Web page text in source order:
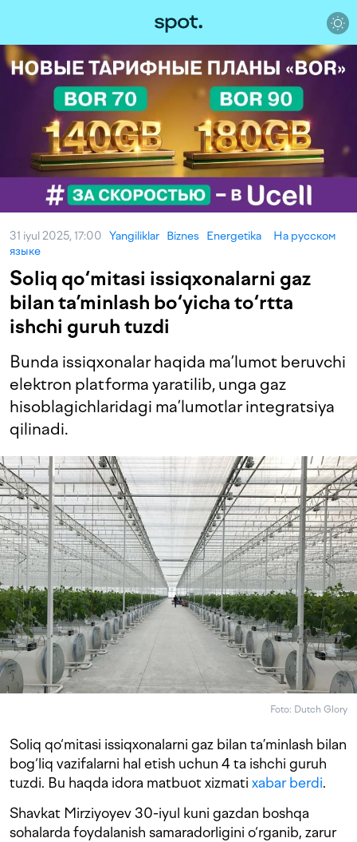
31 iyul 2025, 17:00 Yangiliklar Biznes Energetika
На русском
языке
Soliq qo‘mitasi issiqxonalarni gaz
bilan ta’minlash bo‘yicha to‘rtta
ishchi guruh tuzdi
Bunda issiqxonalar haqida ma’lumot beruvchi
elektron platforma yaratilib, unga gaz
hisoblagichlaridagi ma’lumotlar integratsiya
qilinadi.
Foto: Dutch Glory
Soliq qo‘mitasi issiqxonalarni gaz bilan ta’minlash bilan
bog‘liq vazifalarni hal etish uchun 4 ta ishchi guruh
tuzdi. Bu haqda idora matbuot xizmati xabar berdi.
Shavkat Mirziyoyev 30-iyul kuni gazdan boshqa
sohalarda foydalanish samaradorligini o‘rganib, zarur